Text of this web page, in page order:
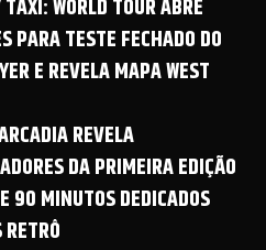
WORLD TOUR ABRE
PARA TESTE FECHADO DO
E REVELA MAPA WEST
REVELA
DA PRIMEIRA EDIÇÃO
90 MINUTOS DEDICADOS
RETRÔ